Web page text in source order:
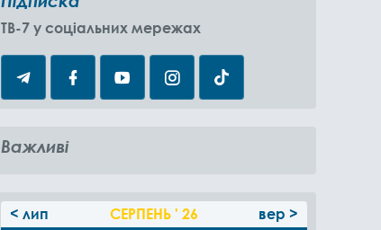
TB-7 у соціальних мережах
Важливі
< лип СЕРПЕНЬ ' 26
вер >